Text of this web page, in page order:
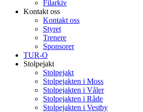
Filarkiv
Kontakt oss
Kontakt oss
Styret
Trenere
Sponsorer
TUR-O
Stolpejakt
Stolpejakt
Stolpejakten i Moss
Stolpejakten i Våler
Stolpejakten i Råde
Stolpejakten i Vestby